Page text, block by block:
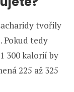
tvořily
Pokud tedy
300 kalorií by
225 až 325